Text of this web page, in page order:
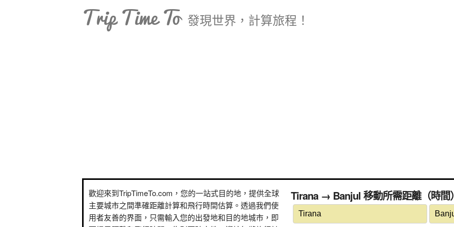
Trip Time To 發現世界，計算旅程！
歡迎來到TripTimeTo.com，您的一站式目的地，提供全球
主要城市之間準確距離計算和飛行時間估算。透過我們使
用者友善的界面，只需輸入您的出發地和目的地城市，即
Tirana → Banjul 移動所需距離（時間